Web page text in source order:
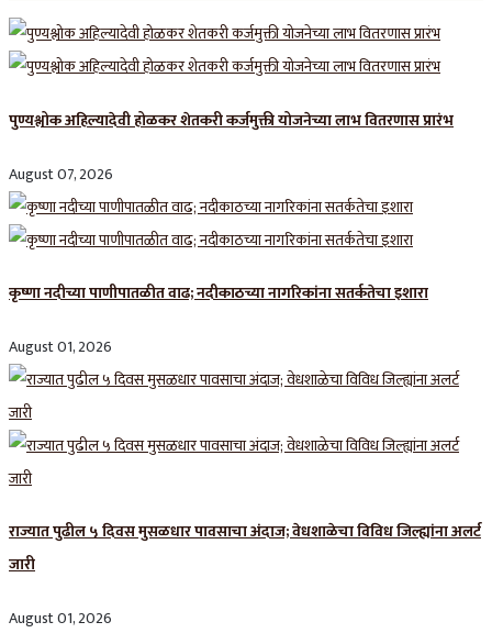
पुण्यश्लोक अहिल्यादेवी होळकर शेतकरी कर्जमुक्ती योजनेच्या लाभ वितरणास प्रारंभ
August 07, 2026
कृष्णा नदीच्या पाणीपातळीत वाढ; नदीकाठच्या नागरिकांना सतर्कतेचा इशारा
August 01, 2026
राज्यात पुढील ५ दिवस मुसळधार पावसाचा अंदाज; वेधशाळेचा विविध जिल्ह्यांना अलर्ट
जारी
August 01, 2026